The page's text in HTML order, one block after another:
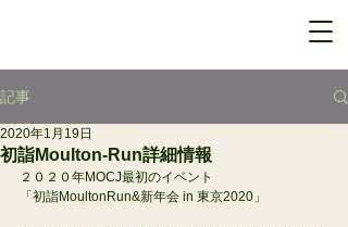
記事
初詣Moulton-Run詳細情報
2020年1月19日
２０２０年MOCJ最初のイベント
「初詣MoultonRun&新年会 in 東京2020」